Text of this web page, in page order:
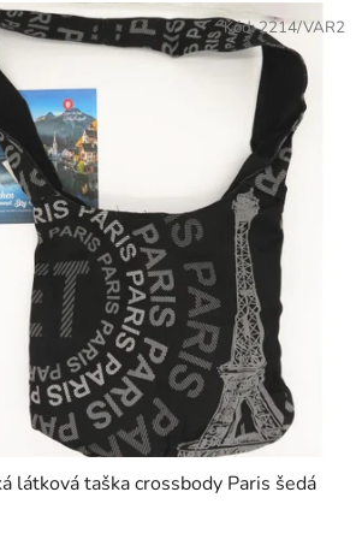
látková taška crossbody Paris šedá
Kód:2214/VAR2